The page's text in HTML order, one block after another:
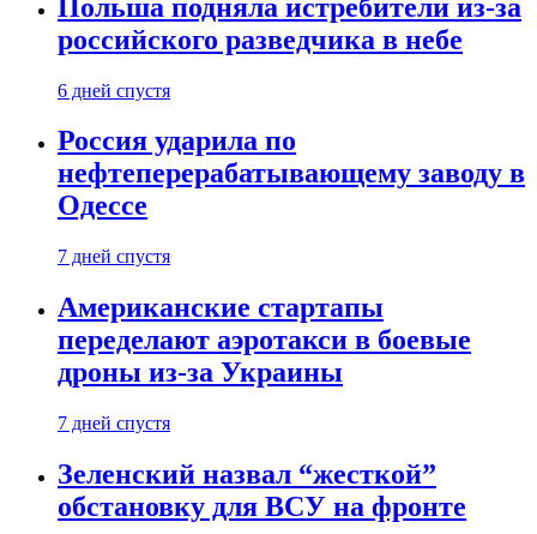
Польша подняла истребители из-за
российского разведчика в небе
6 дней спустя
Россия ударила по
нефтеперерабатывающему заводу в
Одессе
7 дней спустя
Американские стартапы
переделают аэротакси в боевые
дроны из-за Украины
7 дней спустя
Зеленский назвал “жесткой”
обстановку для ВСУ на фронте